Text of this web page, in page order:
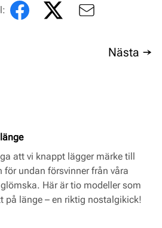
Nästa →
att vi knappt lägger märke till
för undan försvinner från våra
Här är tio modeller som
på länge – en riktig nostalgikick!